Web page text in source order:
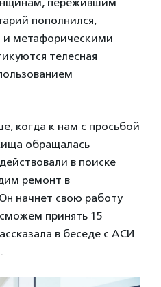
пережившим
пополнился,
и метафорическими
телесная
когда к нам с просьбой
обращалась
в поиске
ремонт в
начнет свою работу
принять 15
в беседе с АСИ